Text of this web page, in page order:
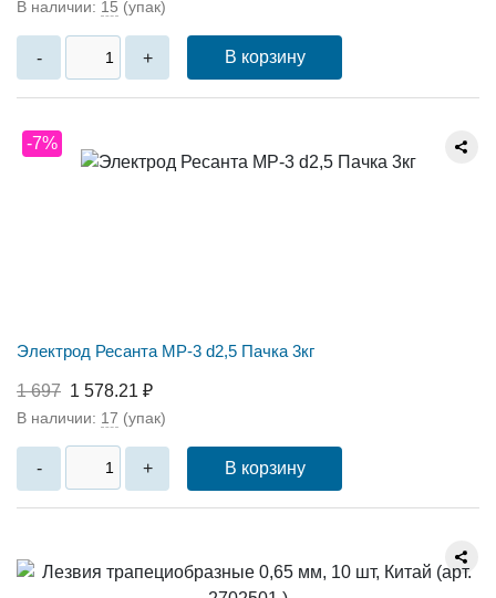
В наличии: 15 (упак)
- + В корзину
-7%
Электрод Ресанта МР-3 d2,5 Пачка 3кг
1 697 1 578.21 ₽
В наличии: 17 (упак)
- + В корзину